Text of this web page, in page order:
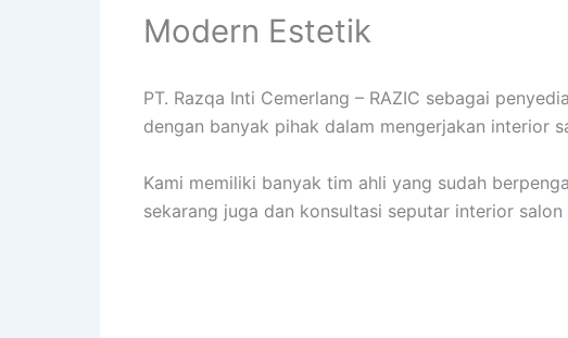
Modern Estetik
PT. Razqa Inti Cemerlang – RAZIC sebagai penyedia
dengan banyak pihak dalam mengerjakan interior
Kami memiliki banyak tim ahli yang sudah
sekarang juga dan konsultasi seputar interior